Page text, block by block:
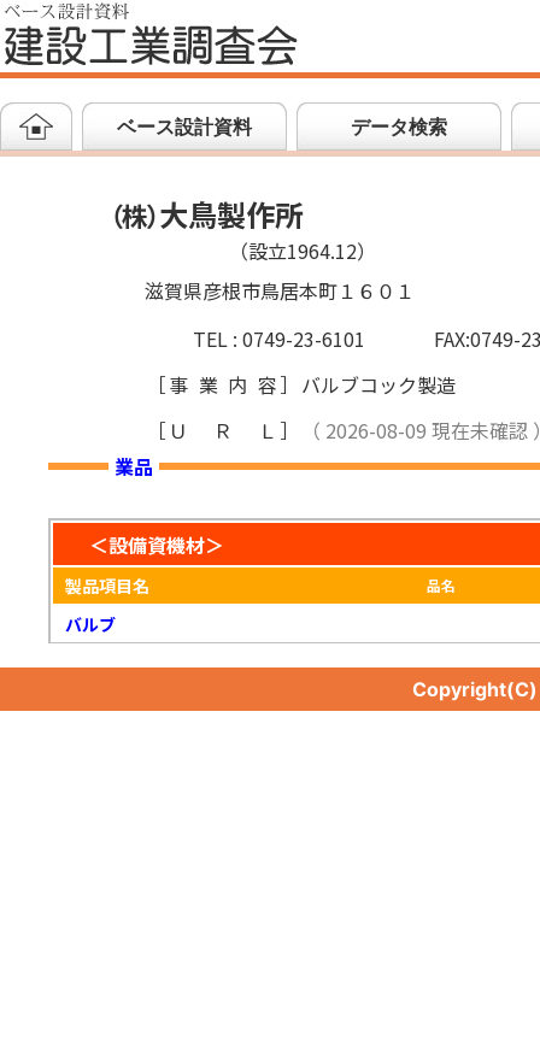
ベース設計資料 データ検索
（株）大鳥製作所
（設立1964.12）
滋賀県彦根市鳥居本町１６０１
TEL : 0749-23-6101
FAX:0749-
［事業内容］ バルブコック製造
［ ＵＲＬ ］
（ 2026-08-09 現在未確認
業品
＜設備資機材＞
製品項目名 品名
バルブ